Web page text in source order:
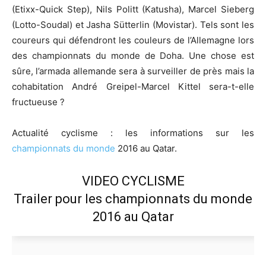
(Etixx-Quick Step), Nils Politt (Katusha), Marcel Sieberg
(Lotto-Soudal) et Jasha Sütterlin (Movistar). Tels sont les
coureurs qui défendront les couleurs de l’Allemagne lors
des championnats du monde de Doha. Une chose est
sûre, l’armada allemande sera à surveiller de près mais la
cohabitation André Greipel-Marcel Kittel sera-t-elle
fructueuse ?
Actualité cyclisme : les informations sur les
championnats du monde 2016 au Qatar.
VIDEO CYCLISME
Trailer pour les championnats du monde
2016 au Qatar